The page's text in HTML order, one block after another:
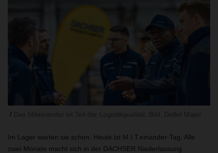
Im Lager warten sie schon. Heute ist M.I.T.einander-Tag. Alle
zwei Monate macht sich in der DACHSER Niederlassung